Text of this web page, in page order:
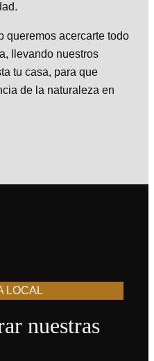
queremos acercarte todo
llevando nuestros
tu casa, para que
de la naturaleza en
LOCAL
nuestras